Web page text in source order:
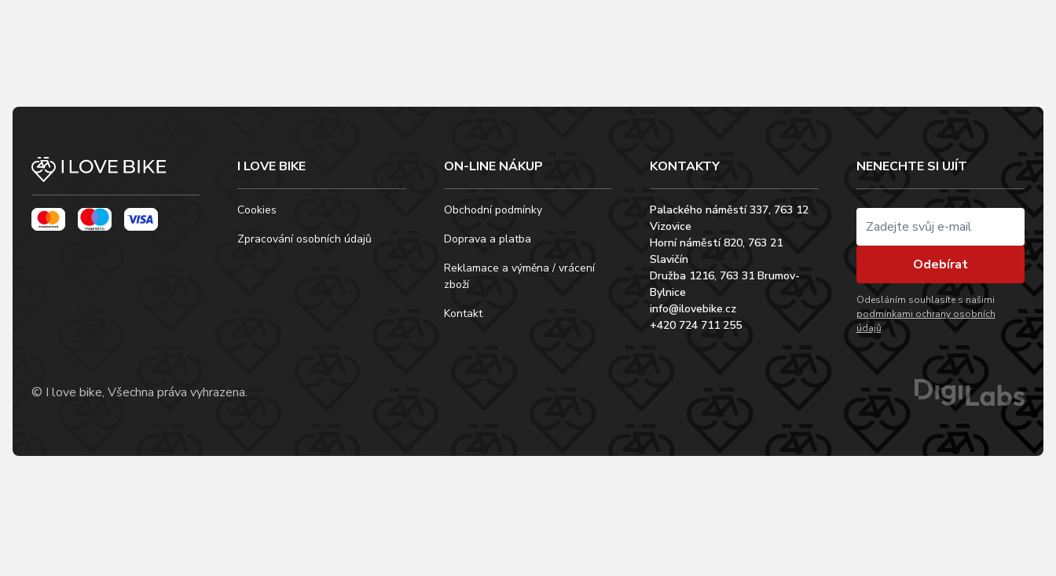
I LOVE BIKE
Cookies
Zpracování osobních údajů
ON-LINE NÁKUP
Obchodní podmínky
Doprava a platba
Reklamace a výměna / vrácení
zboží
Kontakt
KONTAKTY
Palackého náměstí 337, 763 12
Vizovice
Horní náměstí 820, 763 21
Slavičín
Družba 1216, 763 31 Brumov-
Bylnice
info@ilovebike.cz
+420 724 711 255
NENECHTE SI UJÍT
Odebírat
Odesláním souhlasíte s našimi
podmínkami ochrany osobních
údajů.
© I love bike, Všechna práva vyhrazena.